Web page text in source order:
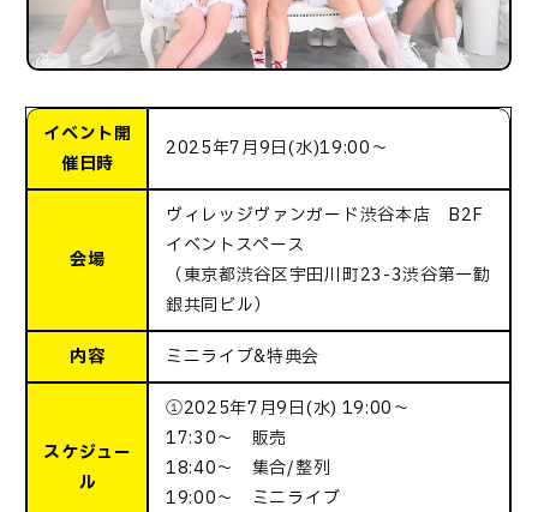
イベント開
催日時
2025年7月9日(水)19:00～
会場
ヴィレッジヴァンガード渋谷本店 B2F
イベントスペース
（東京都渋谷区宇田川町23-3渋谷第一勧
銀共同ビル）
内容 ミニライブ&特典会
スケジュー
ル
①2025年7月9日(水) 19:00～
17:30～ 販売
18:40～ 集合/整列
19:00～ ミニライブ